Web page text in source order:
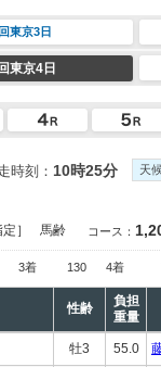
東京3日
東京4日
時刻： 10時25分 天
］ 馬齢 コース：
3着 130 4着
性齢
負担
重量
牡3 55.0